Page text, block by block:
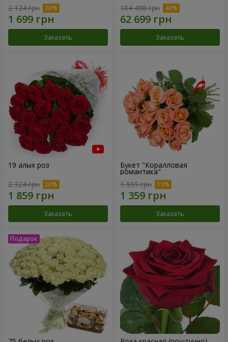
2 124 грн
Заказать
104 498 грн
Заказать
19 алых роз
2 324 грн
Заказать
Букет "Коралловая
романтика"
1 599 грн
Заказать